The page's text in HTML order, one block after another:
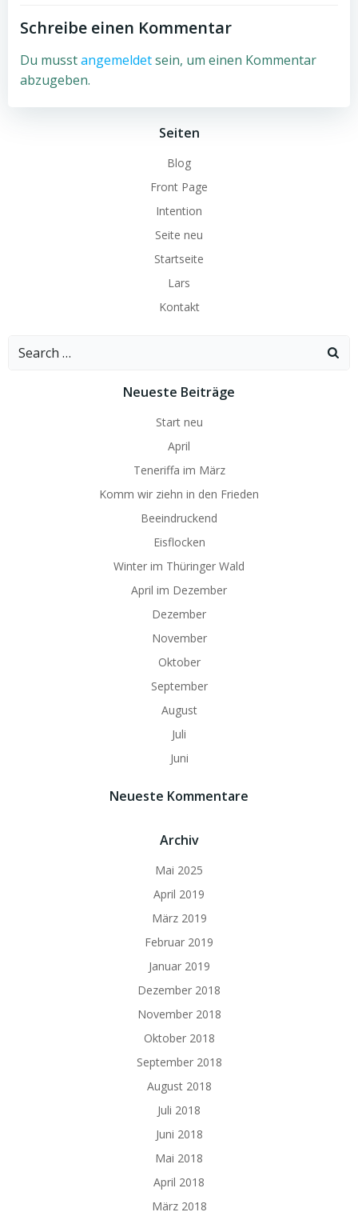
Schreibe einen Kommentar
Du musstangemeldetsein, um einen Kommentar
abzugeben.
Seiten
Blog
Front Page
Intention
Seite neu
Startseite
Lars
Kontakt
Search
Neueste Beiträge
Start neu
April
Teneriffa im März
Komm wir ziehn in den Frieden
Beeindruckend
Eisflocken
Winter im Thüringer Wald
April im Dezember
Dezember
November
Oktober
September
August
Juli
Juni
Neueste Kommentare
Archiv
Mai 2025
April 2019
März 2019
Februar 2019
Januar 2019
Dezember 2018
November 2018
Oktober 2018
September 2018
August 2018
Juli 2018
Juni 2018
Mai 2018
April 2018
März 2018